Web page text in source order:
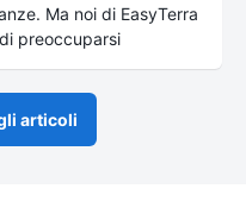
Ma noi di EasyTerra
preoccuparsi
articoli